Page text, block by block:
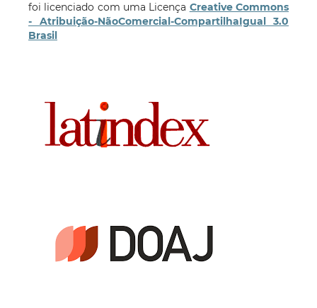
foi licenciado com uma Licença Creative Commons
- Atribuição-NãoComercial-CompartilhaIgual 3.0
Brasil